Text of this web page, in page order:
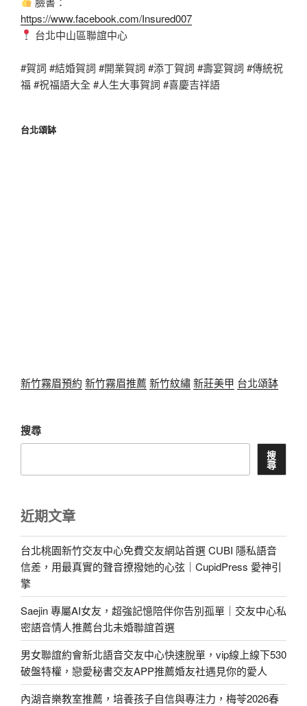
https://www.facebook.com/Insured007
台北中山區聯誼中心
#賀詞 #結婚賀詞 #開業賀詞 #添丁賀詞 #壽宴賀詞 #傳統祝
福 #祝福語大全 #人生大事賀詞 #喜慶吉祥語
台北頌缽
新竹霧眉預約 新竹霧眉推薦 新竹紋繡新莊美甲 台北頌缽
搜尋
搜
尋
近期文章
台北桃園新竹交友中心免費交友網站首選 CUBI 隱私語音
信差，用最真實的聲音撩撥她的心弦｜CupidPress 愛神引
擎
Saejin 專屬AI女友，超強記憶陪伴你告別孤單｜交友中心私
密語音情人推薦台北未婚聯誼首選
男女聯誼約會新北語音交友中心快速脫單，vip線上線下530
破盤特權，戀愛秘書交友APP推薦婚友社遇見你的愛人
內湖音樂教室推薦，培養孩子自信與專注力，梅苓2026春